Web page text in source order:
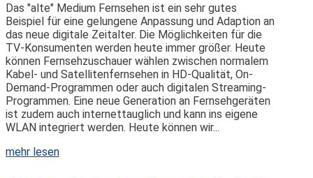
Das "alte" Medium Fernsehen ist ein sehr gutes
Beispiel für eine gelungene Anpassung und Adaption an
das neue digitale Zeitalter. Die Möglichkeiten für die
TV-Konsumenten werden heute immer größer. Heute
können Fernsehzuschauer wählen zwischen normalem
Kabel- und Satellitenfernsehen in HD-Qualität, On-
Demand-Programmen oder auch digitalen Streaming-
Programmen. Eine neue Generation an Fernsehgeräten
ist zudem auch internettauglich und kann ins eigene
WLAN integriert werden. Heute können wir...
mehr lesen